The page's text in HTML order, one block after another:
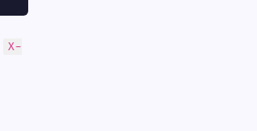
X-